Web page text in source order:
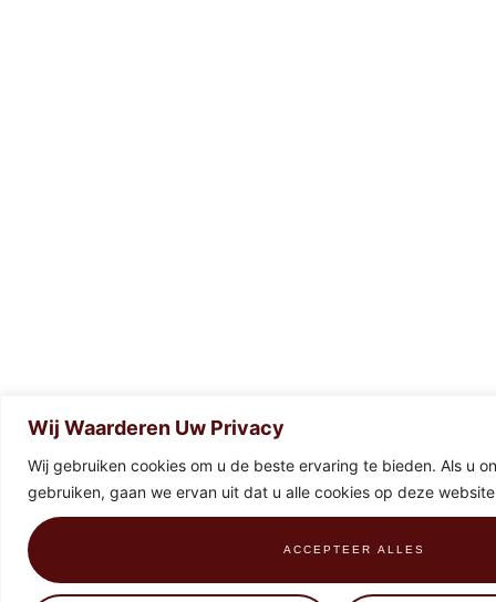
Wij Waarderen Uw Privacy
Wij gebruiken cookies om u de beste ervaring te bieden. Als u
gebruiken, gaan we ervan uit dat u alle cookies op deze
ACCEPTEER ALLES